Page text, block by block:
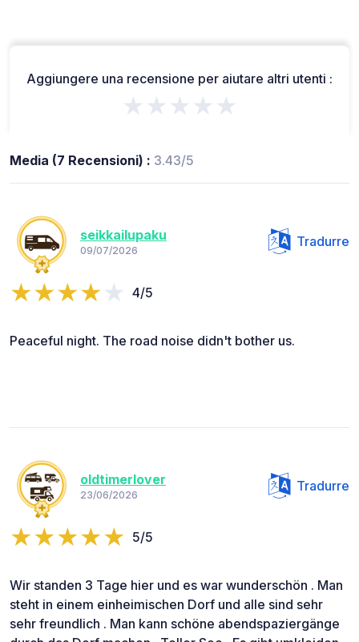
Aggiungere una recensione per aiutare altri utenti :
★★★★★
Media (7 Recensioni) : 3.43/5
seikkailupaku
09/07/2026
Tradurre
4/5
Peaceful night. The road noise didn't bother us.
oldtimerlover
23/06/2026
Tradurre
5/5
Wir standen 3 Tage hier und es war wunderschön . Man
steht in einem einheimischen Dorf und alle sind sehr
sehr freundlich . Man kann schöne abendspaziergänge